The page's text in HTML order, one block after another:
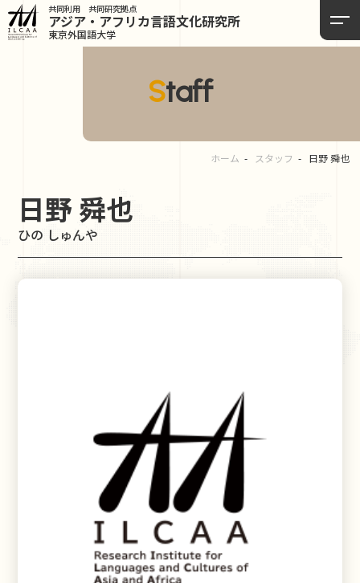
共同利用 共同研究拠点
アジア・アフリカ言語文化研究所
東京外国語大学
Staff
ホーム スタッフ 日野 舜也
日野 舜也
ひの しゅんや